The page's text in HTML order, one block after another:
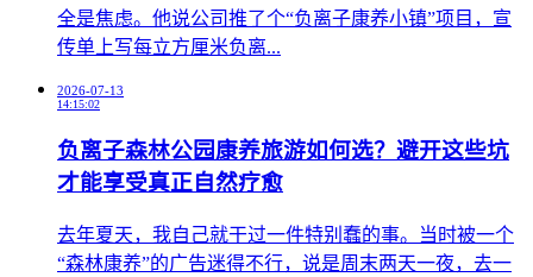
全是焦虑。他说公司推了个“负离子康养小镇”项目，宣
传单上写每立方厘米负离...
2026-07-13
14:15:02
负离子森林公园康养旅游如何选？避开这些坑
才能享受真正自然疗愈
​去年夏天，我自己就干过一件特别蠢的事。当时被一个
“森林康养”的广告迷得不行，说是周末两天一夜，去一